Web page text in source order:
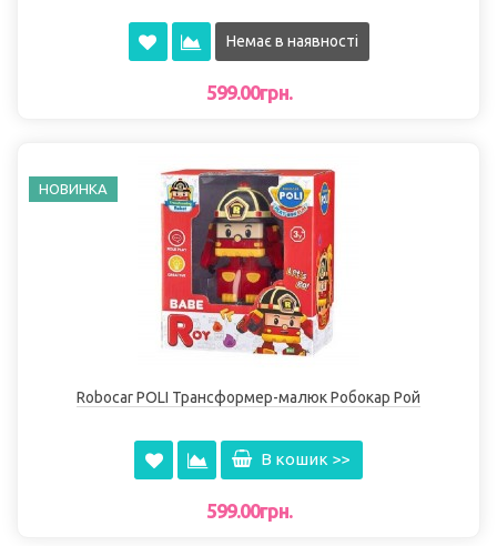
Немає в наявності
599.00грн.
НОВИНКА
Robocar POLI Трансформер-малюк Робокар Рой
В кошик >>
599.00грн.